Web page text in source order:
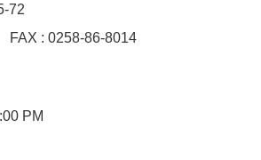
72
: 0258-86-8014
PM